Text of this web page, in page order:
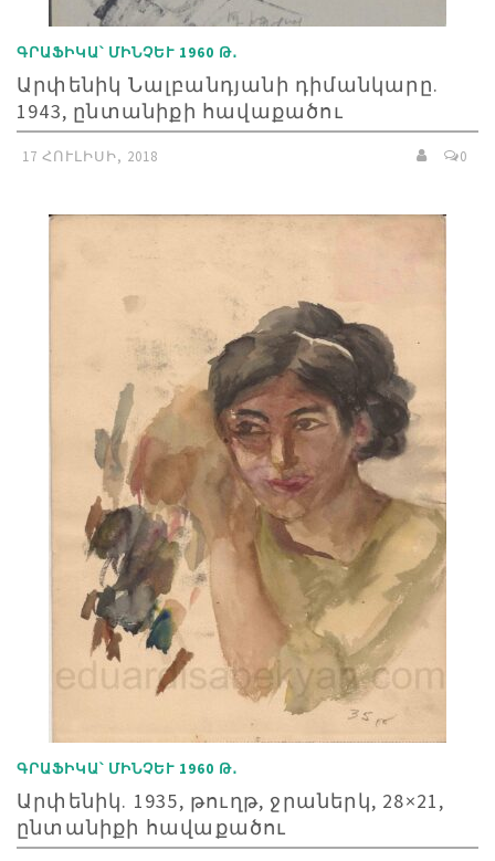
ԳՐԱՖԻԿԱ՝ ՄԻՆՉԵՒ 1960 Թ․
Արփենիկ Նալբանդյանի դիմանկարը.
1943, ընտանիքի հավաքածու
17 ՀՈՒԼԻՍԻ, 2018 0
ԳՐԱՖԻԿԱ՝ ՄԻՆՉԵՒ 1960 Թ․
Արփենիկ. 1935, թուղթ, ջրաներկ, 28×21,
ընտանիքի հավաքածու